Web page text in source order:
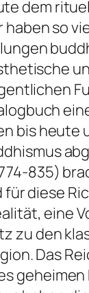
dem
so
bis
835)
diese
eine
zu den
Das